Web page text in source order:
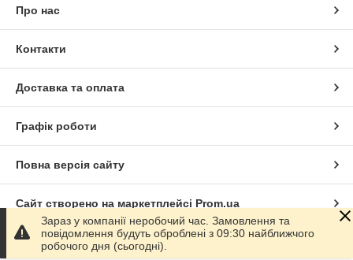
Про нас
Контакти
Доставка та оплата
Графік роботи
Повна версія сайту
Сайт створено на маркетплейсі Prom.ua
Політика конфіденційності
Зараз у компанії неробочий час. Замовлення та
повідомлення будуть оброблені з 09:30 найближчого
робочого дня (сьогодні).